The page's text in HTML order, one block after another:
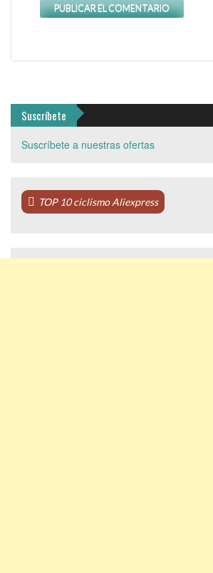
Suscríbete
Suscríbete a nuestras ofertas
TOP 10 ciclismo Aliexpress